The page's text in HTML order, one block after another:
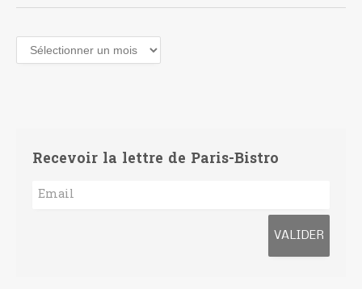
Recevoir la lettre de Paris-Bistro